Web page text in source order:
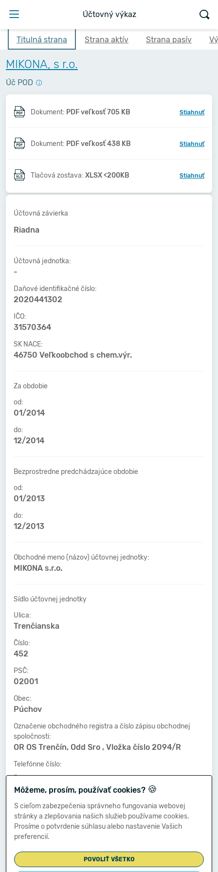
Účtovný výkaz
Titulná strana Strana aktív Strana pasív
MIKONA, s r.o.
Úč POD
Dokument: PDF veľkosť 705 KB Stiahnuť
Dokument: PDF veľkosť 438 KB Stiahnuť
Tlačová zostava: XLSX <200KB Stiahnuť
Účtovná závierka
Riadna
Účtovná jednotka:
-
Daňové identifikačné číslo:
2020441302
IČO:
31570364
SK NACE:
46750 Veľkoobchod s chem.výr.
Za obdobie
od:
01/2014
do:
12/2014
Bezprostredne predchádzajúce obdobie
od:
01/2013
do:
12/2013
Obchodné meno (názov) účtovnej jednotky:
MIKONA s.r.o.
Sídlo účtovnej jednotky
Ulica:
Trenčianska
Číslo:
452
PSČ:
02001
Obec:
Púchov
Označenie obchodného registra a číslo zápisu obchodnej
spoločnosti:
OR OS Trenčín, Odd Sro , Vložka číslo 2094/R
Telefónne číslo:
-
Faxové číslo:
-
E-mailová adresa:
-
Zostavená dňa:
Môžeme, prosím, používať cookies? 🍪
S cieľom zabezpečenia správneho fungovania webovej
stránky a zlepšovania našich služieb používame cookies.
Prosíme o potvrdenie súhlasu alebo nastavenie Vašich
preferencií.
POVOLIŤ VŠETKO